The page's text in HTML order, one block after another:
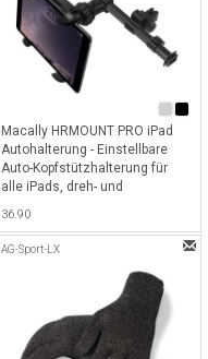
Macally HRMOUNT PRO iPad
Autohalterung - Einstellbare
Auto-Kopfstützhalterung für
alle iPads, dreh- und
36.90
AG-Sport-LX